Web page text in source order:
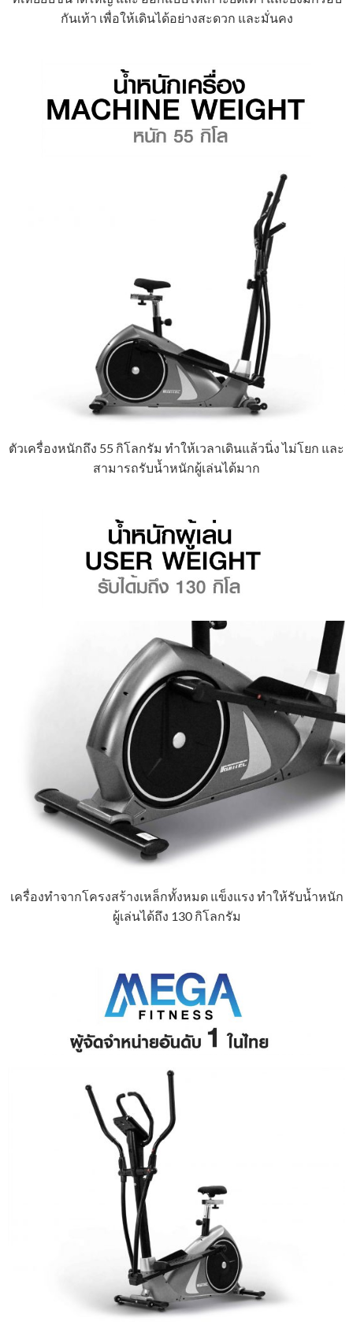
กันเท้า เพื่อให้เดินได้อย่างสะดวก และมั่นคง
ตัวเครื่องหนักถึง 55 กิโลกรัม ทำให้เวลาเดินแล้วนิ่ง ไม่โยก และ
สามารถรับน้ำหนักผู้เล่นได้มาก
เครื่องทำจากโครงสร้างเหล็กทั้งหมด แข็งแรง ทำให้รับน้ำหนัก
ผู้เล่นได้ถึง 130 กิโลกรัม